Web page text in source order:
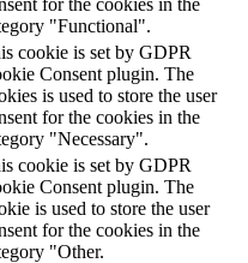
"Functional".
cookie is set by GDPR
Consent plugin. The
is used to store the user
for the cookies in the
"Necessary".
cookie is set by GDPR
Consent plugin. The
is used to store the user
for the cookies in the
"Other.